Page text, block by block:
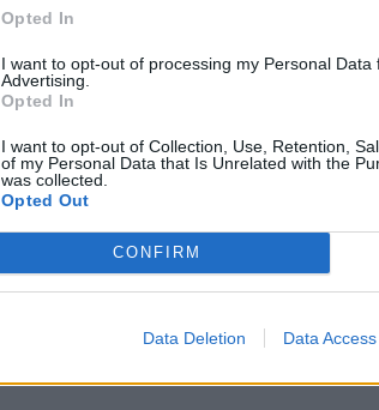
Opted In
I want to opt-out of processing my Personal Data
Advertising.
Opted In
I want to opt-out of Collection, Use, Retention,
of my Personal Data that Is Unrelated with the
was collected.
Opted Out
CONFIRM
Data Deletion Data Access